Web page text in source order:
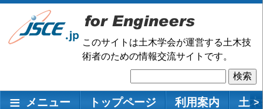
メ
ン
このサイトは土木学会が運営する土木技
術者のための情報交流サイトです。
索
メインナビゲーション
メニュー トップページ 利用案内 土 >